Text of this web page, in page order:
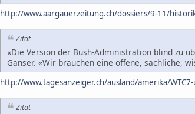
http://www.aargauerzeitung.ch/dossiers/9-11/
Zitat
«Die Version der Bush-Administration blind zu
Ganser. «Wir brauchen eine offene, sachliche,
http://www.tagesanzeiger.ch/ausland/amerika/
Zitat